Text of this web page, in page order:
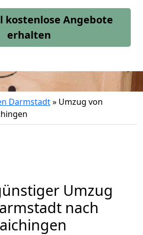
kostenlose Angebote
erhalten
Darmstadt» Umzug von
Umzug
nach